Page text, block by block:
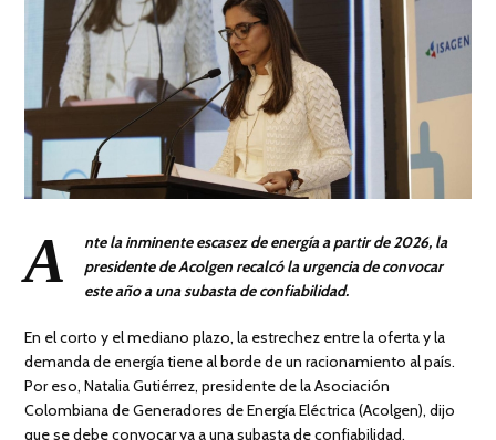
A
nte la inminente escasez de energía a partir de 2026, la
presidente de Acolgen recalcó la urgencia de convocar
este año a una subasta de confiabilidad.
En el corto y el mediano plazo, la estrechez entre la oferta y la
demanda de energía tiene al borde de un racionamiento al país.
Por eso, Natalia Gutiérrez, presidente de la Asociación
Colombiana de Generadores de Energía Eléctrica (Acolgen), dijo
que se debe convocar ya a una subasta de confiabilidad.